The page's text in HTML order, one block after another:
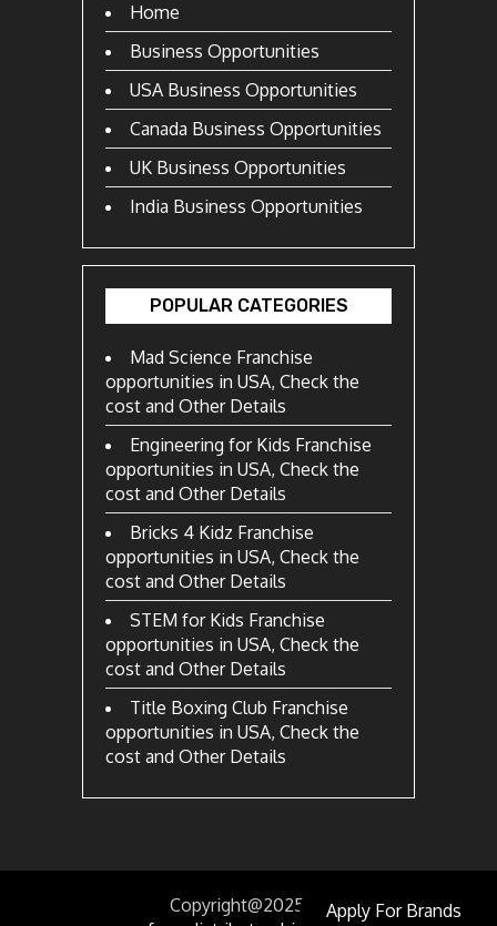
Home
Business Opportunities
USA Business Opportunities
Canada Business Opportunities
UK Business Opportunities
India Business Opportunities
POPULAR CATEGORIES
Mad Science Franchise
opportunities in USA, Check the
cost and Other Details
Engineering for Kids Franchise
opportunities in USA, Check the
cost and Other Details
Bricks 4 Kidz Franchise
opportunities in USA, Check the
cost and Other Details
STEM for Kids Franchise
opportunities in USA, Check the
cost and Other Details
Title Boxing Club Franchise
opportunities in USA, Check the
cost and Other Details
Copyright@2025 Apply For Brands